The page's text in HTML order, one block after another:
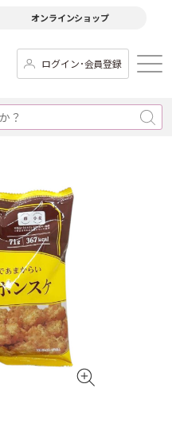
オンラインショップ
ログイン･会員登録